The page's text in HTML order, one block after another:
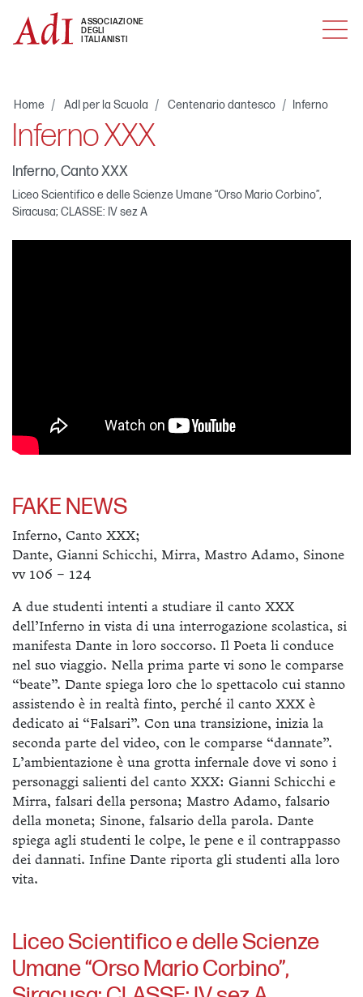
ASSOCIAZIONE
DEGLI
ITALIANISTI
MENU
Home AdI per la Scuola Centenario dantesco Inferno
Inferno XXX
Inferno, Canto XXX
Liceo Scientifico e delle Scienze Umane “Orso Mario Corbino”,
Siracusa; CLASSE: IV sez A
FAKE NEWS
Inferno, Canto XXX;
Dante, Gianni Schicchi, Mirra, Mastro Adamo, Sinone
vv 106 – 124
A due studenti intenti a studiare il canto XXX
dell’Inferno in vista di una interrogazione scolastica, si
manifesta Dante in loro soccorso. Il Poeta li conduce
nel suo viaggio. Nella prima parte vi sono le comparse
“beate”. Dante spiega loro che lo spettacolo cui stanno
assistendo è in realtà finto, perché il canto XXX è
dedicato ai “Falsari”. Con una transizione, inizia la
seconda parte del video, con le comparse “dannate”.
L’ambientazione è una grotta infernale dove vi sono i
personaggi salienti del canto XXX: Gianni Schicchi e
Mirra, falsari della persona; Mastro Adamo, falsario
della moneta; Sinone, falsario della parola. Dante
spiega agli studenti le colpe, le pene e il contrappasso
dei dannati. Infine Dante riporta gli studenti alla loro
vita.
Liceo Scientifico e delle Scienze
Umane “Orso Mario Corbino”,